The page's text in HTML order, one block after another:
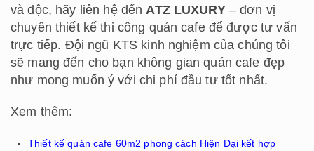
và độc, hãy liên hệ đến ATZ LUXURY– đơn vị
chuyên thiết kế thi công quán cafe để được tư vấn
trực tiếp. Đội ngũ KTS kinh nghiệm của chúng tôi
sẽ mang đến cho bạn không gian quán cafe đẹp
như mong muốn ý với chi phí đầu tư tốt nhất.
Xem thêm:
Thiết kế quán cafe 60m2 phong cách Hiện Đại kết hợp